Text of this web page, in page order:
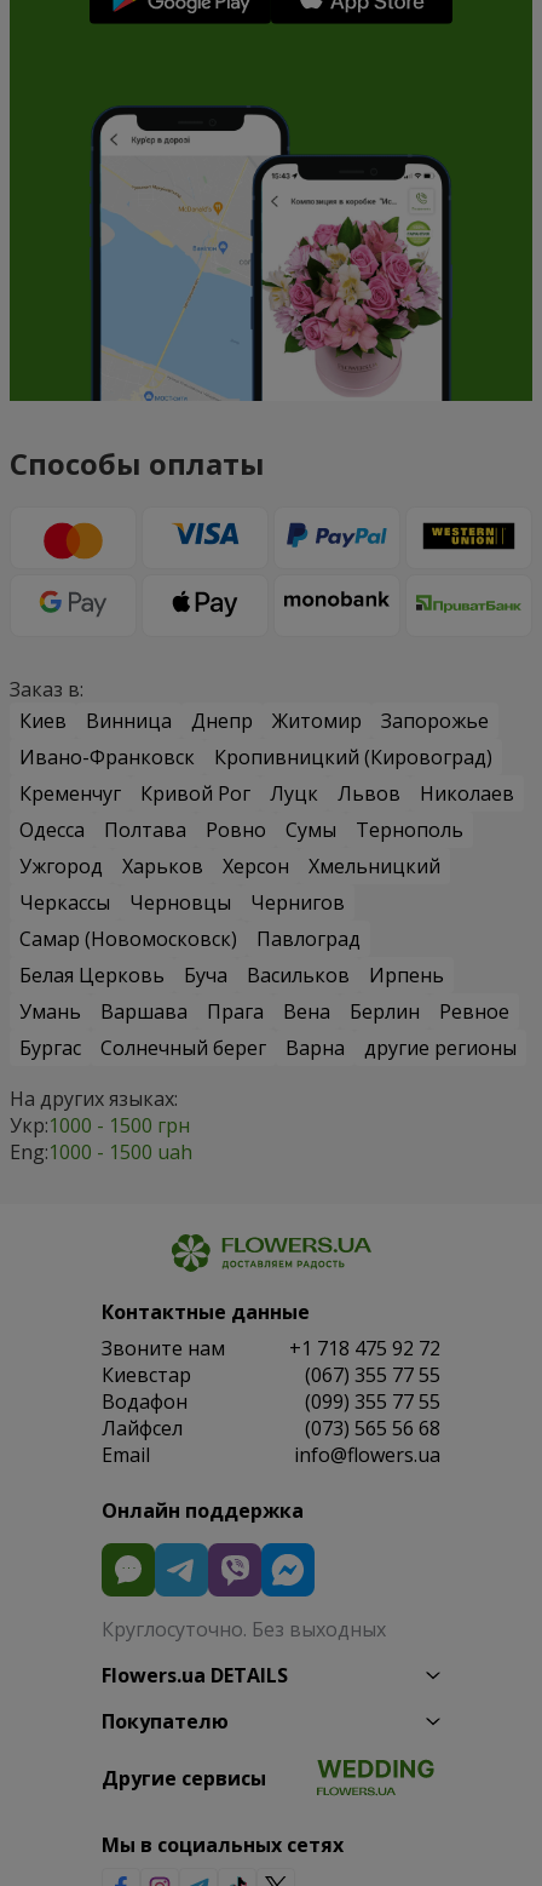
Способы оплаты
Заказ в:
Киев
Винница Днепр Житомир
Запорожье
Ивано-Франковск
Кропивницкий (Кировоград)
Кременчуг
Кривой Рог Луцк Львов
Николаев
Одесса
Полтава Ровно Сумы
Тернополь
Ужгород
Харьков Херсон
Хмельницкий
Черкассы
Черновцы
Чернигов
Самар (Новомосковск)
Павлоград
Белая Церковь
Буча Васильков
Ирпень
Умань
Варшава Прага Вена Берлин
Ревное
Бургас
Солнечный берег Варна
другие регионы
На других языках:
Укр:1000 - 1500 грн
Eng:1000 - 1500 uah
Контактные данные
Звоните нам
+1 718 475 92 72
Киевстар
(067) 355 77 55
Водафон
(099) 355 77 55
Лайфсел
(073) 565 56 68
Email
info@flowers.ua
Онлайн поддержка
Круглосуточно. Без выходных
Flowers.ua DETAILS
Покупателю
Другие сервисы
Мы в социальных сетях